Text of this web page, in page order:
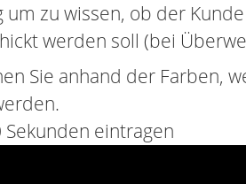
um zu wissen, ob der
werden soll (bei
Sie anhand der Farben,
eintragen